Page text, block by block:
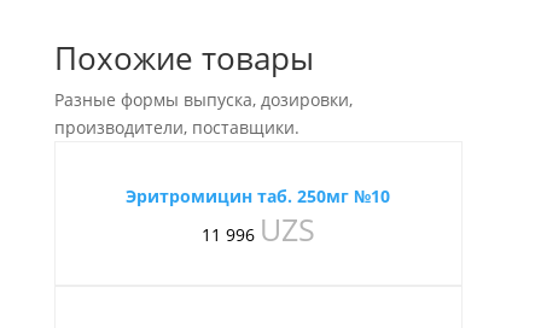
Похожие товары
Разные формы выпуска, дозировки,
производители, поставщики.
Эритромицин таб. 250мг №10
11 996 UZS